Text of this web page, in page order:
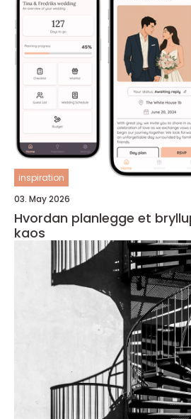
inspiration
03. May 2026
Hvordan planlegge et
kaos